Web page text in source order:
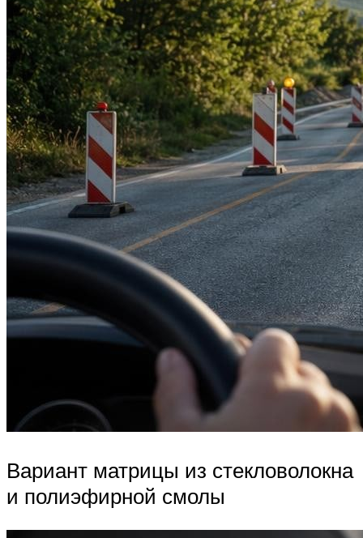
Вариант матрицы из стекловолокна
и полиэфирной смолы